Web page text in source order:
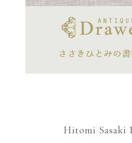
Hitomi Sasaki